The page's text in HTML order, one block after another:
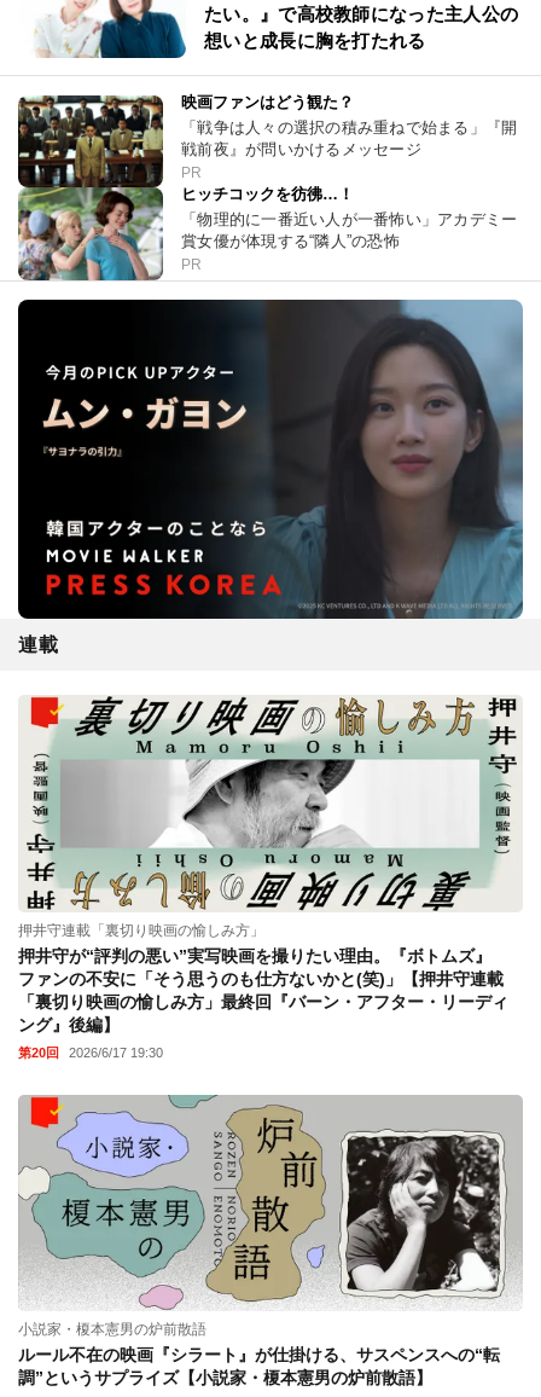
たい。』で高校教師になった主人公の
想いと成長に胸を打たれる
映画ファンはどう観た？
「戦争は人々の選択の積み重ねで始まる」『開
戦前夜』が問いかけるメッセージ
PR
ヒッチコックを彷彿…！
「物理的に一番近い人が一番怖い」アカデミー
賞女優が体現する“隣人”の恐怖
PR
連載
押井守連載「裏切り映画の愉しみ方」
押井守が“評判の悪い”実写映画を撮りたい理由。『ボトムズ』
ファンの不安に「そう思うのも仕方ないかと(笑)」【押井守連載
「裏切り映画の愉しみ方」最終回『バーン・アフター・リーディ
ング』後編】
第20回 2026/6/17 19:30
小説家・榎本憲男の炉前散語
ルール不在の映画『シラート』が仕掛ける、サスペンスへの“転
調”というサプライズ【小説家・榎本憲男の炉前散語】